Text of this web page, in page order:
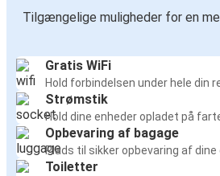
Tilgængelige muligheder for en
Gratis WiFi
Hold forbindelsen under hele din
Strømstik
Hold dine enheder opladet på
Opbevaring af bagage
Plads til sikker opbevaring af dine
Toiletter